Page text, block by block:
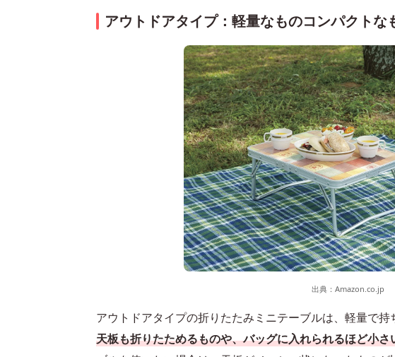
アウトドアタイプ：軽量なものコンパクトな
出典： Amazon.co.jp
アウトドアタイプの折りたたみミニテーブルは、軽量で持
天板も折りたためるものや、バッグに入れられるほど小